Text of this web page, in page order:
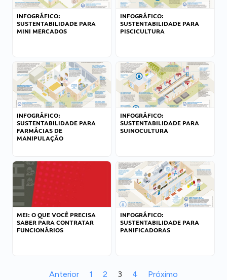
INFOGRÁFICO:
SUSTENTABILIDADE PARA
MINI MERCADOS
INFOGRÁFICO:
SUSTENTABILIDADE PARA
PISCICULTURA
INFOGRÁFICO:
SUSTENTABILIDADE PARA
FARMÁCIAS DE
MANIPULAÇÃO
INFOGRÁFICO:
SUSTENTABILIDADE PARA
SUINOCULTURA
MEI: O QUE VOCÊ PRECISA
SABER PARA CONTRATAR
FUNCIONÁRIOS
INFOGRÁFICO:
SUSTENTABILIDADE PARA
PANIFICADORAS
Anterior 1 2 3 4 Próximo